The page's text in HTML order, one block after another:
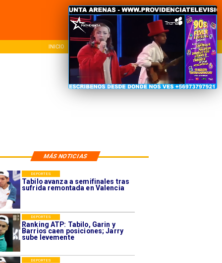
NACIONAL REGIONAL
MÁS NOTICIAS
Tabilo avanza a semifinales tras
sufrida remontada en Valencia
DEPORTES
Ranking ATP: Tabilo, Garin y
Barrios caen posiciones; Jarry
sube levemente
DEPORTES
DEPORTES